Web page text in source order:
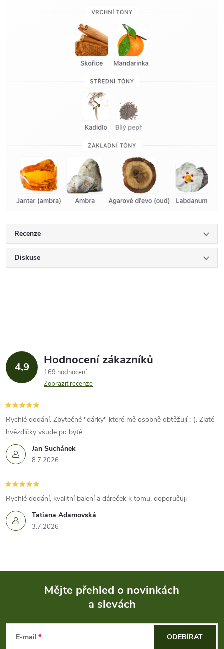
Recenze
Diskuse
4,9 Hodnocení zákazníků
169 hodnocení
Zobrazit recenze
Jan Suchánek
8.7.2026
Rychlé dodání. Zbytečné "dárky" které mě osobně obtěžují :-). Zlaté
hvězdičky všude po bytě.
Tatiana Adamovská
3.7.2026
Rychlé dodání, kvalitní balení a dáreček k tomu, doporučuji
Mějte přehled o novinkách
a slevách
E-mail ODEBÍRAT